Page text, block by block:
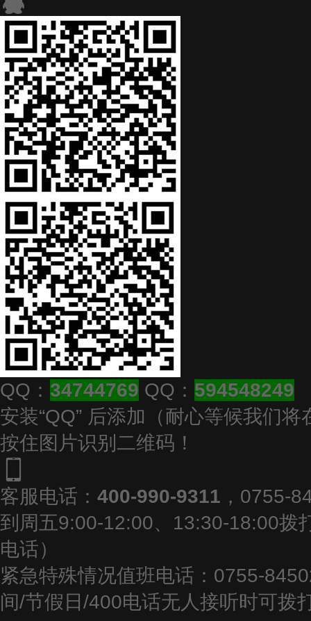
QQ： 34744769 QQ： 594548249
安装“QQ” 后添加 （耐心等候我们将
按住图片识别二维码 ！
客服电话： 400-990-9311 ， 0755-
到周五9:00-12:00、13:30-18:00拨
电话）
紧急特殊情况值班电话： 0755-
间/节假日/400电话无人接听时可拨